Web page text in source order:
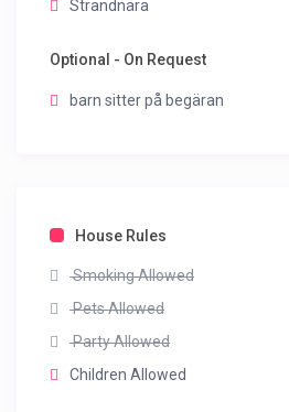
Strandnära
Optional - On Request
barn sitter på begäran
House Rules
Smoking Allowed
Pets Allowed
Party Allowed
Children Allowed